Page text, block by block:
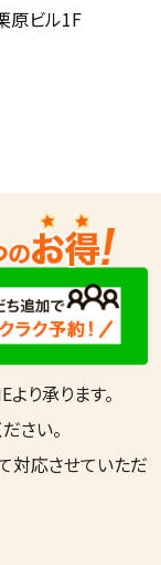
原ビル1F
り承ります。
さい。
対応させていただ